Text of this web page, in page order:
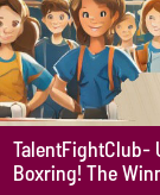
TalentFightClub-
Boxring!The